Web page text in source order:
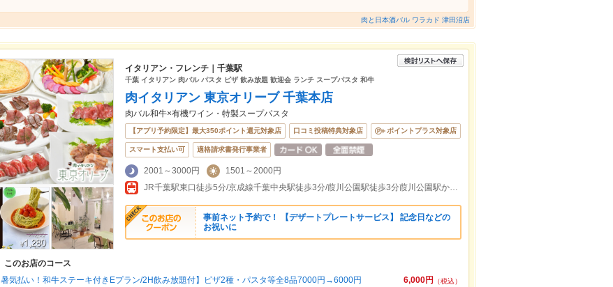
肉と日本酒バル ワラカド 津田沼店
イタリアン・フレンチ｜千葉駅
千葉 イタリアン 肉バル パスタ ピザ 飲み放題 歓迎会 ランチ スープパスタ 和牛
肉イタリアン 東京オリーブ 千葉本店
肉バル和牛×有機ワイン・特製スープパスタ
【アプリ予約限定】最大350ポイント還元対象店 口コミ投稿特典対象店 ポイントプラス対象店
スマート支払い可 適格請求書発行事業者
2001～3000円
1501～2000円
JR千葉駅東口徒歩5分/京成線千葉中央駅徒歩3分/葭川公園駅徒歩3分葭川公園駅から260m
事前ネット予約で！ 【デザートプレートサービス】 記念日などの
お祝いに
このお店のコース
6,000円
（税込）
暑気払い！和牛ステーキ付きEプラン/2H飲み放題付】ピザ2種・パスタ等全8品7000円→6000円